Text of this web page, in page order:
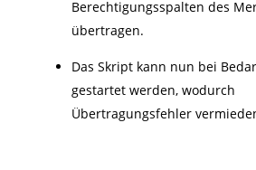
Berechtigungsspalten des
übertragen.
Das Skript kann nun bei
gestartet werden, wodurch
Übertragungsfehler